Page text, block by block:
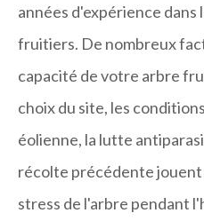
années d'expérience dans
fruitiers. De nombreux
capacité de votre arbre
choix du site, les
éolienne, la lutte
récolte précédente jouent
stress de l'arbre pendant